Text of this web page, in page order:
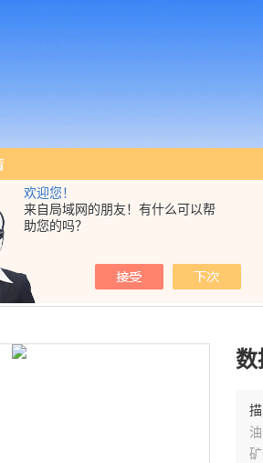
欢迎您！
来自局域网的朋友！有什么可以帮
助您的吗？
我的位置： >产品展示 >恒温槽|
数